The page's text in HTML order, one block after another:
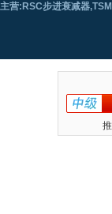
营:RSC步进衰减器